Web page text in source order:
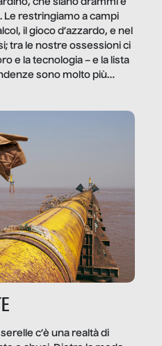
che siano drammi e
Le restringiamo a campi
il gioco d’azzardo, e nel
tra le nostre ossessioni ci
e la tecnologia – e la lista
sono molto più
reportage vediamo
c’è una realtà di